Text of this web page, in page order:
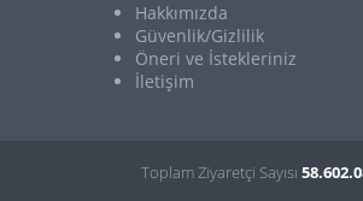
Hakkımızda
Güvenlik/Gizlilik
Öneri ve İstekleriniz
İletişim
Toplam Ziyaretçi Sayısı